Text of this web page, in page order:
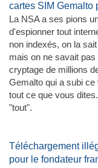
cartes SIM Gemalto
La NSA a ses pions
d'espionner tout
non indexés, on la
mais on ne savait
cryptage de millions
Gemalto qui a subi
tout ce que vous
"tout".
Téléchargement
pour le fondateur